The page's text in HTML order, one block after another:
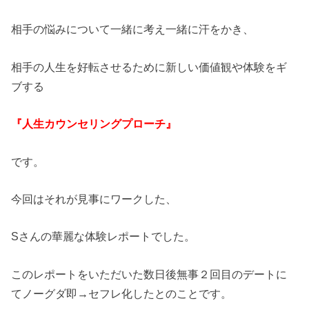
相手の悩みについて一緒に考え一緒に汗をかき、
相手の人生を好転させるために新しい価値観や体験をギ
ブする
『人生カウンセリングプローチ』
です。
今回はそれが見事にワークした、
Sさんの華麗な体験レポートでした。
このレポートをいただいた数日後無事２回目のデートに
てノーグダ即→セフレ化したとのことです。